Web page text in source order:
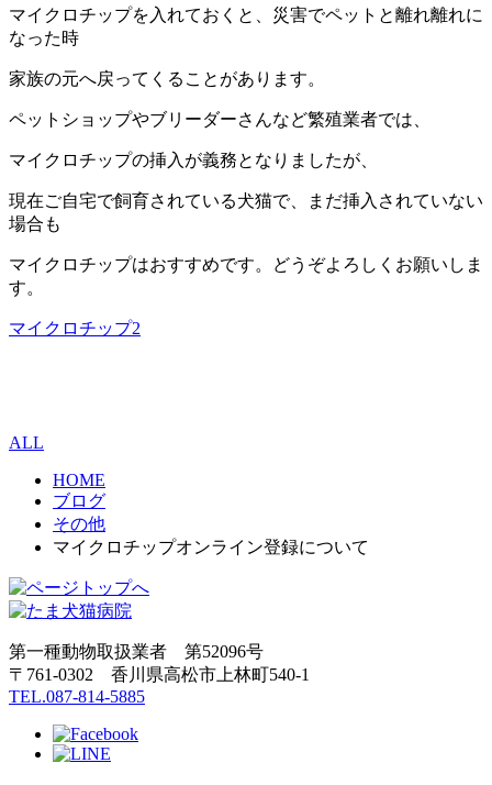
マイクロチップを入れておくと、災害でペットと離れ離れに
なった時
家族の元へ戻ってくることがあります。
ペットショップやブリーダーさんなど繁殖業者では、
マイクロチップの挿入が義務となりましたが、
現在ご自宅で飼育されている犬猫で、まだ挿入されていない
場合も
マイクロチップはおすすめです。どうぞよろしくお願いしま
す。
マイクロチップ2
ALL
HOME
ブログ
その他
マイクロチップオンライン登録について
第一種動物取扱業者 第52096号
〒761-0302 香川県高松市上林町540-1
TEL.087-814-5885